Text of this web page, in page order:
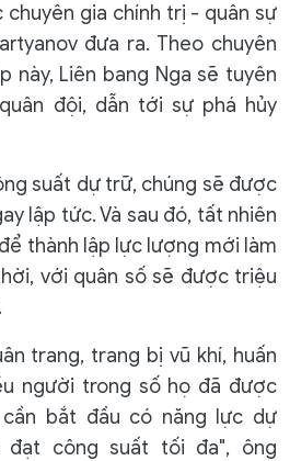
chuyên gia chính trị - quân sự
đưa ra. Theo chuyên
này, Liên bang Nga sẽ tuyên
đội, dẫn tới sự phá hủy
suất dự trữ, chúng sẽ được
lập tức. Và sau đó, tất nhiên
thành lập lực lượng mới làm
với quân số sẽ được triệu
trang, trang bị vũ khí, huấn
người trong số họ đã được
cần bắt đầu có năng lực dự
đạt công suất tối đa", ông